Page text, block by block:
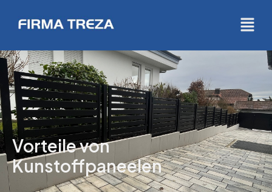
Vorteile von
Kunstoffpaneelen